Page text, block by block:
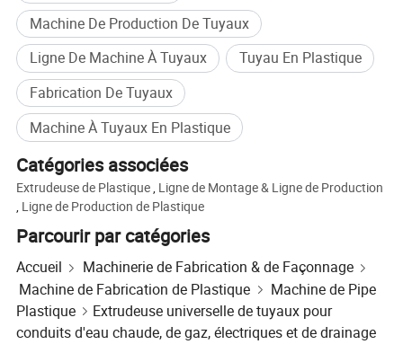
Machine De Production De Tuyaux
Ligne De Machine À Tuyaux
Tuyau En Plastique
Fabrication De Tuyaux
Machine À Tuyaux En Plastique
Catégories associées
Extrudeuse de Plastique, Ligne de Montage & Ligne de Production
, Ligne de Production de Plastique
Parcourir par catégories
Accueil
Machinerie de Fabrication & de Façonnage
Machine de Fabrication de Plastique
Machine de Pipe
Plastique
Extrudeuse universelle de tuyaux pour
conduits d'eau chaude, de gaz, électriques et de drainage